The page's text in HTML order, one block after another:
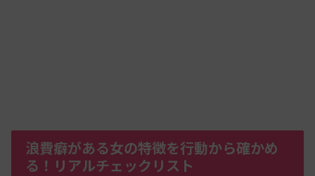
浪費癖がある女の特徴を行動から確かめ
る！リアルチェックリスト